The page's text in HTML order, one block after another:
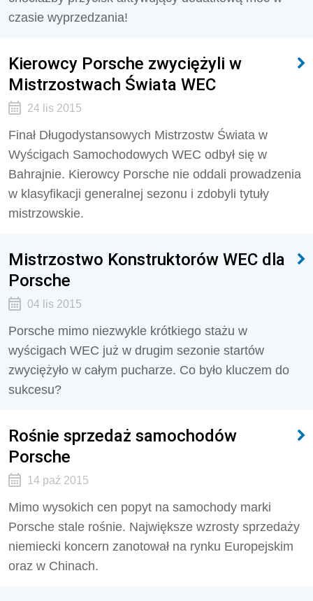
czasie wyprzedzania!
Kierowcy Porsche zwyciężyli w
Mistrzostwach Świata WEC
24 lis 2015
Finał Długodystansowych Mistrzostw Świata w
Wyścigach Samochodowych WEC odbył się w
Bahrajnie. Kierowcy Porsche nie oddali prowadzenia
w klasyfikacji generalnej sezonu i zdobyli tytuły
mistrzowskie.
Mistrzostwo Konstruktorów WEC dla
Porsche
04 lis 2015
Porsche mimo niezwykle krótkiego stażu w
wyścigach WEC już w drugim sezonie startów
zwyciężyło w całym pucharze. Co było kluczem do
sukcesu?
Rośnie sprzedaż samochodów
Porsche
14 paź 2015
Mimo wysokich cen popyt na samochody marki
Porsche stale rośnie. Największe wzrosty sprzedaży
niemiecki koncern zanotował na rynku Europejskim
oraz w Chinach.